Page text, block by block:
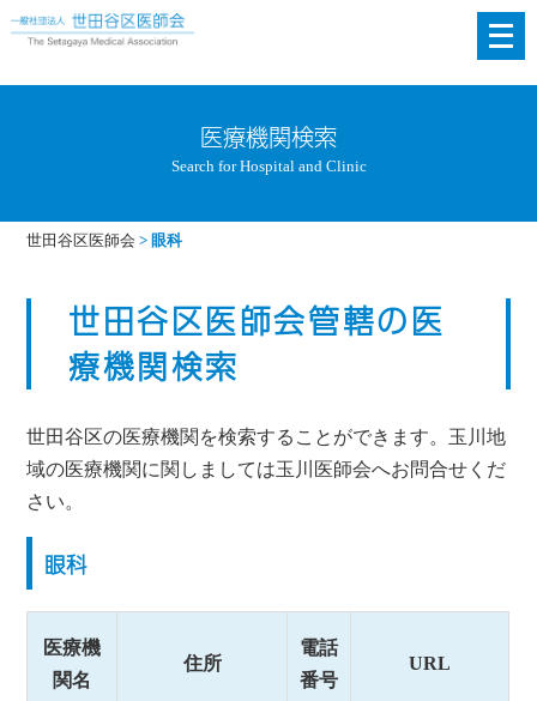
メ
ニ
く
医療機関検索
Search for Hospital and Clinic
世田谷区医師会 > 眼科
世田谷区医師会管轄の医
療機関検索
世田谷区の医療機関を検索することができます。玉川地
域の医療機関に関しましては玉川医師会へお問合せくだ
さい。
眼科
医療機
関名
住所
電話
番号
URL